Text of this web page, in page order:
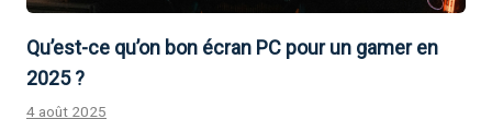
Qu’est-ce qu’on bon écran PC pour un gamer en
2025 ?
4 août 2025